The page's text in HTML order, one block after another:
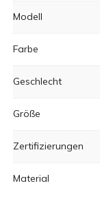
Modell
Farbe
Geschlecht
Größe
Zertifizierungen
Material